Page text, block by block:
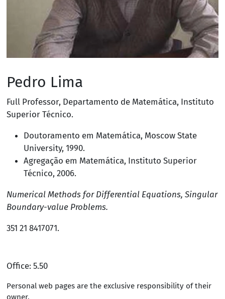
Pedro Lima
Full Professor, Departamento de Matemática, Instituto
Superior Técnico.
Doutoramento em Matemática, Moscow State
University, 1990.
Agregação em Matemática, Instituto Superior
Técnico, 2006.
Numerical Methods for Differential Equations, Singular
Boundary-value Problems.
351 21 8417071.
Office: 5.50
Personal web pages are the exclusive responsibility of their